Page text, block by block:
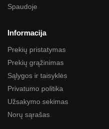
Spaudoje
Informacija
Prekių pristatymas
Prekių grąžinimas
Sąlygos ir taisyklės
Privatumo politika
Užsakymo sekimas
Norų sąrašas